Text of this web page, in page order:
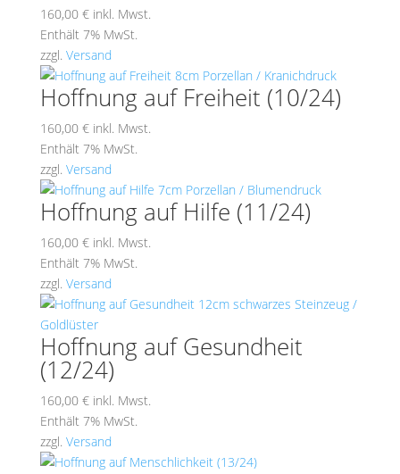
160,00 € inkl. Mwst.
Enthält 7% MwSt.
zzgl. Versand
Hoffnung auf Freiheit (10/24)
160,00 € inkl. Mwst.
Enthält 7% MwSt.
zzgl. Versand
Hoffnung auf Hilfe (11/24)
160,00 € inkl. Mwst.
Enthält 7% MwSt.
zzgl. Versand
Hoffnung auf Gesundheit
(12/24)
160,00 € inkl. Mwst.
Enthält 7% MwSt.
zzgl. Versand